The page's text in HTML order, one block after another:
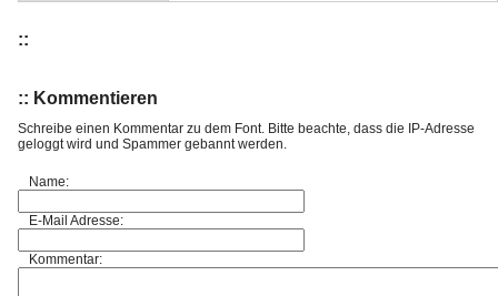
::
:: Kommentieren
Schreibe einen Kommentar zu dem Font. Bitte beachte, dass die IP-Adresse
geloggt wird und Spammer gebannt werden.
Name:
E-Mail Adresse:
Kommentar: